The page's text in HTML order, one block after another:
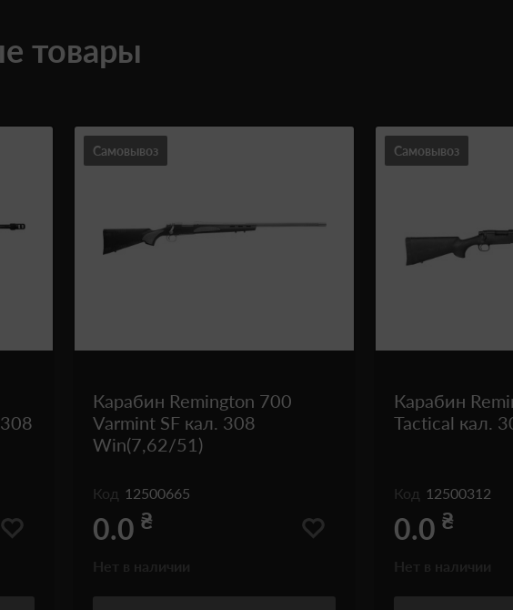
товары
Самовывоз
Карабин Remington 700
Varmint SF кал. 308
Win(7,62/51)
Код 12500665
0.0 ₴
Самовывоз
Карабин
Tactical кал.
Код 12500312
0.0 ₴